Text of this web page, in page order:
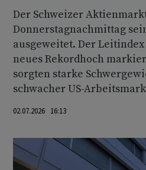
Der Schweizer
Donnerstagnachmittag
ausgeweitet. Der
neues Rekordhoch
sorgten starke
schwacher US-
02.07.2026 16:13